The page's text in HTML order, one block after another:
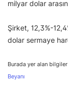
milyar dolar
Şirket, 12,3%-
dolar sermaye
Burada yer alan
Beyanı